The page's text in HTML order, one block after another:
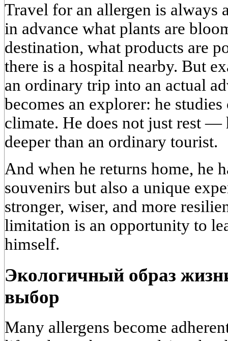
Travel for an allergen is always
in advance what plants are
destination, what products are
there is a hospital nearby. But
an ordinary trip into an actual
becomes an explorer: he
climate. He does not just rest —
deeper than an ordinary tourist.
And when he returns home, he
souvenirs but also a unique
stronger, wiser, and more
limitation is an opportunity to
himself.
Экологичный образ
выбор
Many allergens become